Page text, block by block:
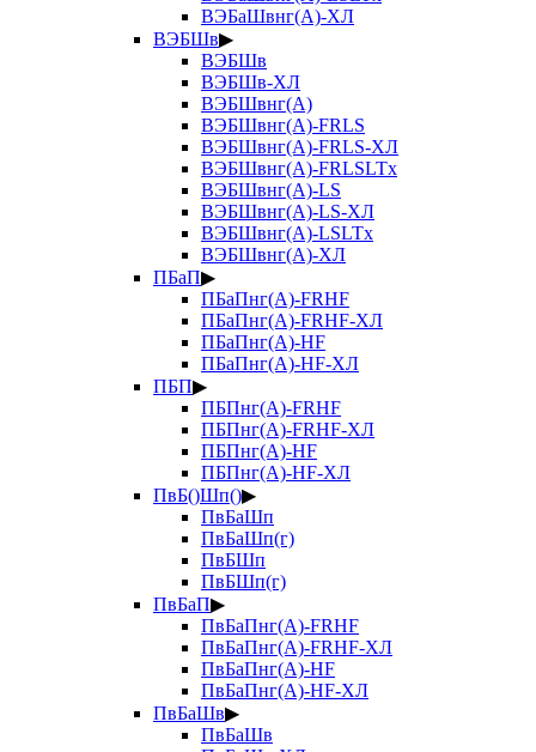
ВЭБаШвнг(А)-ХЛ
ВЭБШв▶
ВЭБШв
ВЭБШв-ХЛ
ВЭБШвнг(А)
ВЭБШвнг(А)-FRLS
ВЭБШвнг(А)-FRLS-ХЛ
ВЭБШвнг(А)-FRLSLTx
ВЭБШвнг(А)-LS
ВЭБШвнг(А)-LS-ХЛ
ВЭБШвнг(А)-LSLTx
ВЭБШвнг(А)-ХЛ
ПБаП▶
ПБаПнг(А)-FRHF
ПБаПнг(А)-FRHF-ХЛ
ПБаПнг(А)-HF
ПБаПнг(А)-HF-ХЛ
ПБП▶
ПБПнг(А)-FRHF
ПБПнг(А)-FRHF-ХЛ
ПБПнг(А)-HF
ПБПнг(А)-HF-ХЛ
ПвБ()Шп()▶
ПвБаШп
ПвБаШп(г)
ПвБШп
ПвБШп(г)
ПвБаП▶
ПвБаПнг(А)-FRHF
ПвБаПнг(А)-FRHF-ХЛ
ПвБаПнг(А)-HF
ПвБаПнг(А)-HF-ХЛ
ПвБаШв▶
ПвБаШв